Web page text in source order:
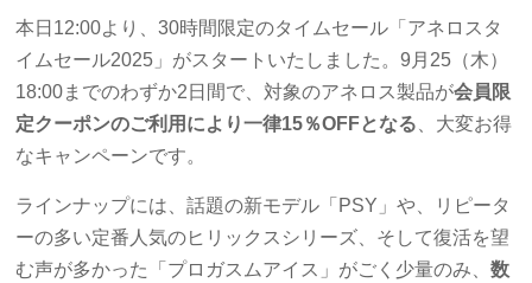
本日12:00より、30時間限定のタイムセール「アネロスタ
イムセール2025」がスタートいたしました。9月25（木）
18:00までのわずか2日間で、対象のアネロス製品が会員限
定クーポンのご利用により一律15％OFFとなる 、大変お得
なキャンペーンです。
ラインナップには、話題の新モデル「PSY」や、リピータ
ーの多い定番人気のヒリックスシリーズ、そして復活を望
む声が多かった「プロガスムアイス」がごく少量のみ、数